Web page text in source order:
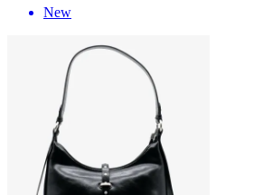
New